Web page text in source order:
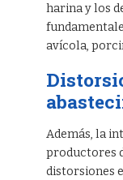
harina y los
avícola,
Además, la
productores
distorsiones